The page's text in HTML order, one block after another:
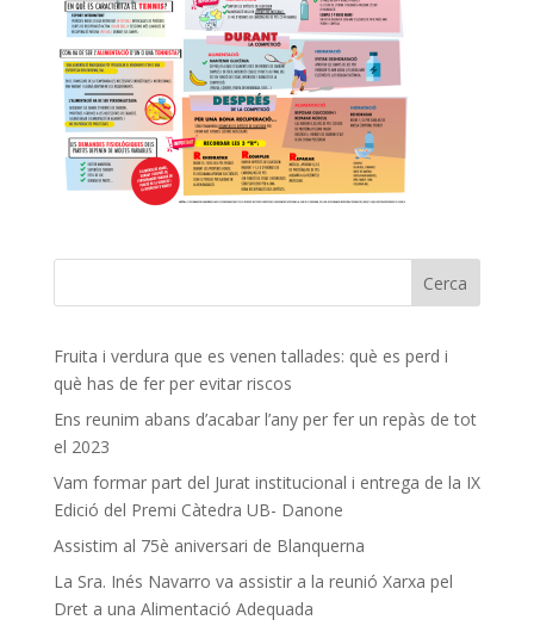
Fruita i verdura que es venen tallades: què es perd i
què has de fer per evitar riscos
Ens reunim abans d’acabar l’any per fer un repàs de tot
el 2023
Vam formar part del Jurat institucional i entrega de la IX
Edició del Premi Càtedra UB- Danone
Assistim al 75è aniversari de Blanquerna
La Sra. Inés Navarro va assistir a la reunió Xarxa pel
Dret a una Alimentació Adequada